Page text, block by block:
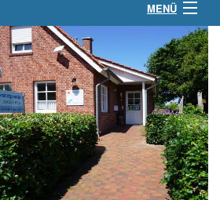
MENÜ
Über uns
Kleintierpraxis
Großtierpraxis
Kontakt & Anfahrt